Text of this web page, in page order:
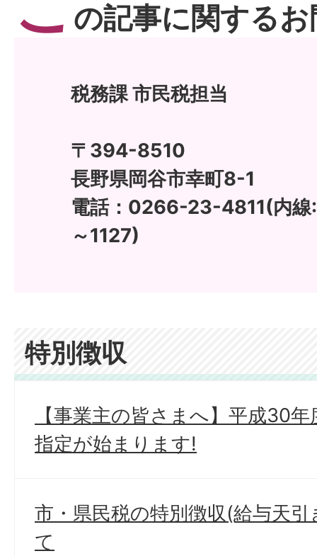
の記事に関する
税務課 市民税担当
〒394-8510
長野県岡谷市幸町8-1
電話：0266-23-4811(内線
～1127)
特別徴収
【事業主の皆さまへ】平成30
指定が始まります!
市・県民税の特別徴収(給与天
て